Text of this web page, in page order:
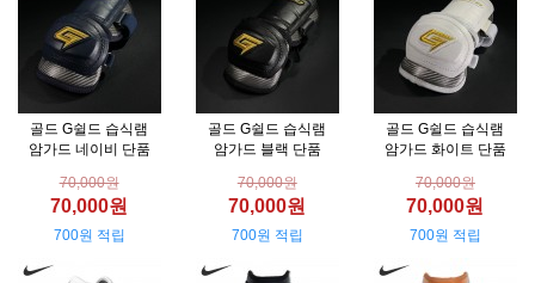
골드 G쉴드 습식램
암가드 네이비 단품
70,000원
70,000원
700원 적립
골드 G쉴드 습식램
암가드 블랙 단품
70,000원
70,000원
700원 적립
골드 G쉴드 습식램
암가드 화이트 단품
70,000원
70,000원
700원 적립